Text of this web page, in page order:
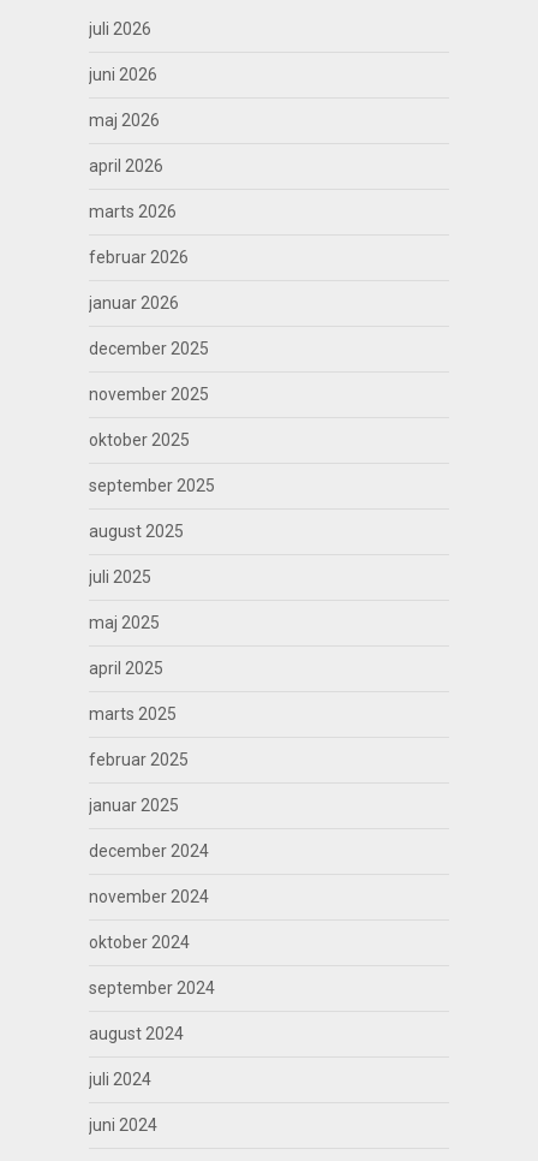
juli 2026
juni 2026
maj 2026
april 2026
marts 2026
februar 2026
januar 2026
december 2025
november 2025
oktober 2025
september 2025
august 2025
juli 2025
maj 2025
april 2025
marts 2025
februar 2025
januar 2025
december 2024
november 2024
oktober 2024
september 2024
august 2024
juli 2024
juni 2024